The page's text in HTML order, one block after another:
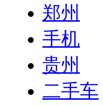
郑州
手机
贵州
二手车